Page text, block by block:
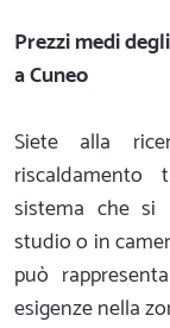
Prezzi medi
a Cuneo
Siete alla
riscaldamento
sistema che si
studio o in
può
esigenze nella